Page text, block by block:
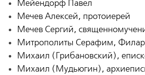
Мейендорф Павел
Мечев Алексей, протоиерей
Мечев Сергий,
Митрополиты Серафим,
Михаил (Грибановский),
Михаил (Мудьюгин),